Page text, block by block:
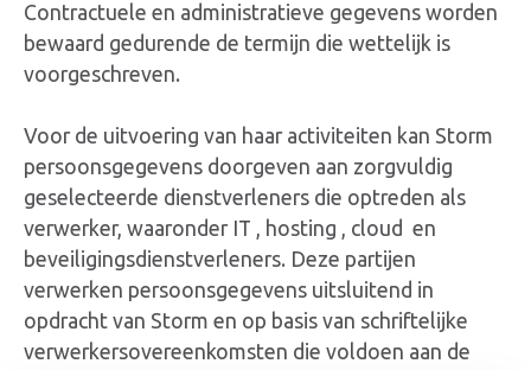
Contractuele en administratieve gegevens worden
bewaard gedurende de termijn die wettelijk is
voorgeschreven.
Voor de uitvoering van haar activiteiten kan Storm
persoonsgegevens doorgeven aan zorgvuldig
geselecteerde dienstverleners die optreden als
verwerker, waaronder IT , hosting , cloud en
beveiligingsdienstverleners. Deze partijen
verwerken persoonsgegevens uitsluitend in
opdracht van Storm en op basis van schriftelijke
verwerkersovereenkomsten die voldoen aan de